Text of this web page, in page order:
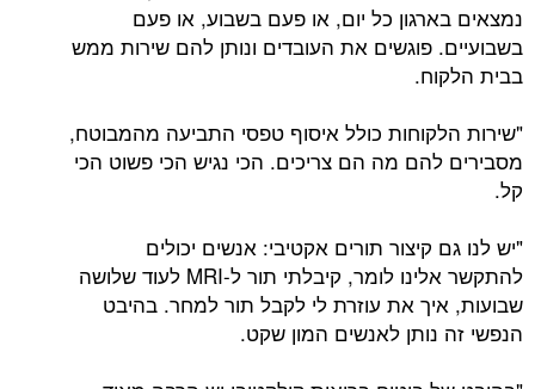
נמצאים בארגון כל יום, או פעם בשבוע, או פעם
בשבועיים. פוגשים את העובדים ונותן להם שירות ממש
בבית הלקוח.
"שירות הלקוחות כולל איסוף טפסי התביעה מהמבוטח,
מסבירים להם מה הם צריכים. הכי נגיש הכי פשוט הכי
קל.
"יש לנו גם קיצור תורים אקטיבי: אנשים יכולים
להתקשר אלינו לומר, קיבלתי תור ל-MRI לעוד שלושה
שבועות, איך את עוזרת לי לקבל תור למחר. בהיבט
הנפשי זה נותן לאנשים המון שקט.